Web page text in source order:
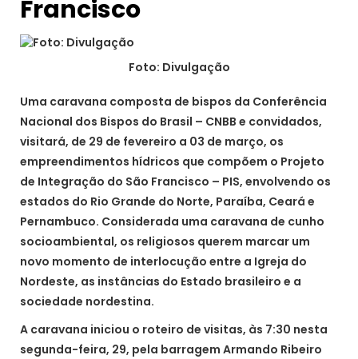
Francisco
Foto: Divulgação
Uma caravana composta de bispos da Conferência
Nacional dos Bispos do Brasil – CNBB e convidados,
visitará, de 29 de fevereiro a 03 de março, os
empreendimentos hídricos que compõem o Projeto
de Integração do São Francisco – PIS, envolvendo os
estados do Rio Grande do Norte, Paraíba, Ceará e
Pernambuco. Considerada uma caravana de cunho
socioambiental, os religiosos querem marcar um
novo momento de interlocução entre a Igreja do
Nordeste, as instâncias do Estado brasileiro e a
sociedade nordestina.
A caravana iniciou o roteiro de visitas, às 7:30 nesta
segunda-feira, 29, pela barragem Armando Ribeiro